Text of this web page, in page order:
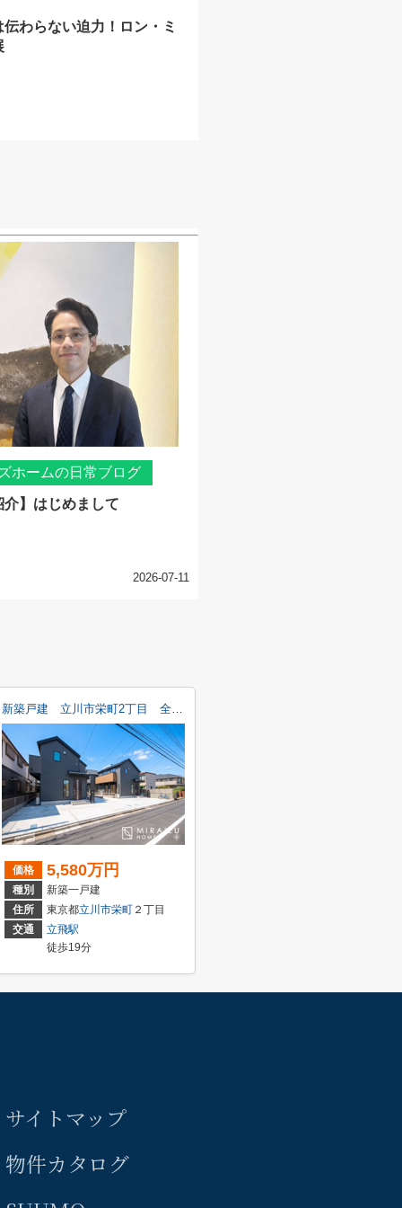
伝わらない迫力！ロン・ミ
ホームの日常ブログ
介】はじめまして
2026-07-11
新築戸建 立川市栄町2丁目 全4棟
価格 5,580万円
種別
新築一戸建
住所
東京都立川市栄町 ２丁目
交通
立飛駅
徒歩19分
サイトマップ
物件カタログ